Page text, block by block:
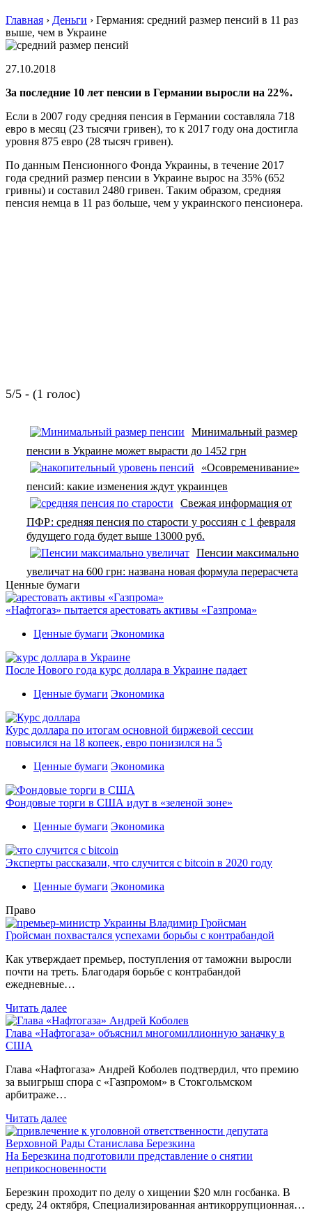
Главная › Деньги › Германия: средний размер пенсий в 11 раз
выше, чем в Украине
27.10.2018
За последние 10 лет пенсии в Германии выросли на 22%.
Если в 2007 году средняя пенсия в Германии составляла 718
евро в месяц (23 тысячи гривен), то к 2017 году она достигла
уровня 875 евро (28 тысяч гривен).
По данным Пенсионного Фонда Украины, в течение 2017
года средний размер пенсии в Украине вырос на 35% (652
гривны) и составил 2480 гривен. Таким образом, средняя
пенсия немца в 11 раз больше, чем у украинского пенсионера.
5/5 - (1 голос)
Минимальный размер
пенсии в Украине может вырасти до 1452 грн
«Осовременивание»
пенсий: какие изменения ждут украинцев
Свежая информация от
ПФР: средняя пенсия по старости у россиян с 1 февраля
будущего года будет выше 13000 руб.
Пенсии максимально
увеличат на 600 грн: названа новая формула перерасчета
Ценные бумаги
«Нафтогаз» пытается арестовать активы «Газпрома»
Ценные бумаги Экономика
После Нового года курс доллара в Украине падает
Ценные бумаги Экономика
Курс доллара по итогам основной биржевой сессии
повысился на 18 копеек, евро понизился на 5
Ценные бумаги Экономика
Фондовые торги в США идут в «зеленой зоне»
Ценные бумаги Экономика
Эксперты рассказали, что случится с bitcoin в 2020 году
Ценные бумаги Экономика
Право
Гройсман похвастался успехами борьбы с контрабандой
Как утверждает премьер, поступления от таможни выросли
почти на треть. Благодаря борьбе с контрабандой
ежедневные…
Читать далее
Глава «Нафтогаза» объяснил многомиллионную заначку в
США
Глава «Нафтогаза» Андрей Коболев подтвердил, что премию
за выигрыш спора с «Газпромом» в Стокгольмском
арбитраже…
Читать далее
На Березкина подготовили представление о снятии
неприкосновенности
Березкин проходит по делу о хищении $20 млн госбанка. В
среду, 24 октября, Специализированная антикоррупционная…